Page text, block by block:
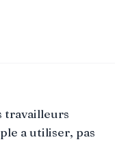
travailleurs
a utiliser, pas